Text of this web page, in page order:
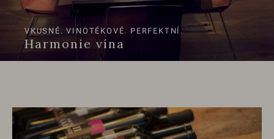
VKUSNÉ. VINOTÉKOVÉ. PERFEKTNÍ.
Harmonie vína